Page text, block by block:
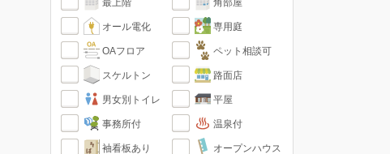
最上階 角部屋
オール電化 専用庭
OAフロア ペット相談可
スケルトン 路面店
男女別トイレ 平屋
事務所付 温泉付
袖看板あり オープンハウス